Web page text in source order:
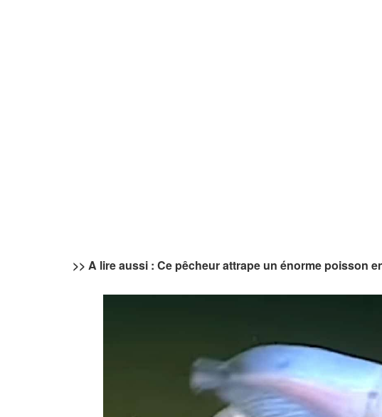
>> A lire aussi : Ce pêcheur attrape un énorme poisson